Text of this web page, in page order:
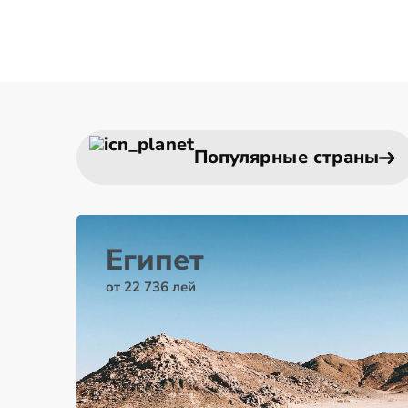
Популярные страны
Египет
от 22 736 лей